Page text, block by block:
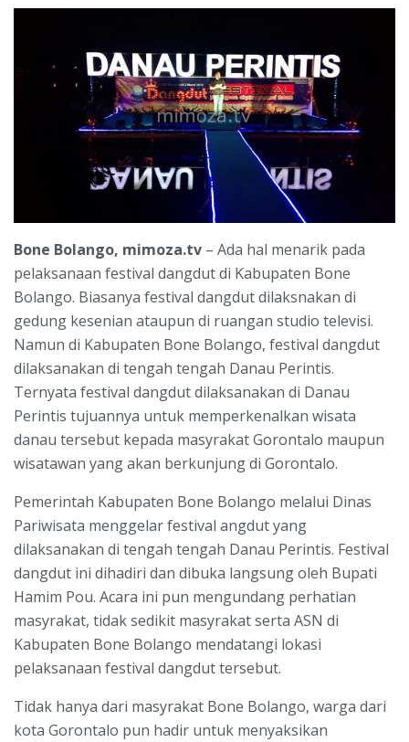
Bone Bolango, mimoza.tv – Ada hal menarik pada
pelaksanaan festival dangdut di Kabupaten Bone
Bolango. Biasanya festival dangdut dilaksnakan di
gedung kesenian ataupun di ruangan studio televisi.
Namun di Kabupaten Bone Bolango, festival dangdut
dilaksanakan di tengah tengah Danau Perintis.
Ternyata festival dangdut dilaksanakan di Danau
Perintis tujuannya untuk memperkenalkan wisata
danau tersebut kepada masyrakat Gorontalo maupun
wisatawan yang akan berkunjung di Gorontalo.
Pemerintah Kabupaten Bone Bolango melalui Dinas
Pariwisata menggelar festival angdut yang
dilaksanakan di tengah tengah Danau Perintis. Festival
dangdut ini dihadiri dan dibuka langsung oleh Bupati
Hamim Pou. Acara ini pun mengundang perhatian
masyrakat, tidak sedikit masyrakat serta ASN di
Kabupaten Bone Bolango mendatangi lokasi
pelaksanaan festival dangdut tersebut.
Tidak hanya dari masyrakat Bone Bolango, warga dari
kota Gorontalo pun hadir untuk menyaksikan